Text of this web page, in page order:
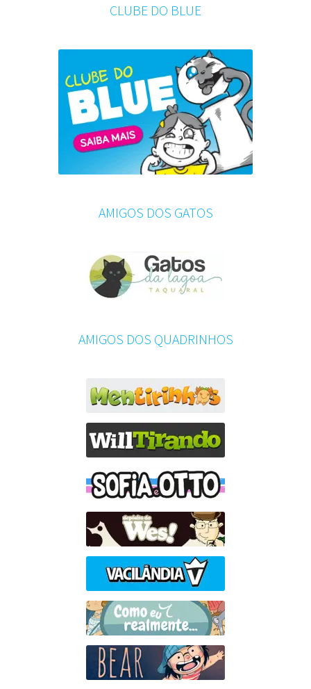
CLUBE DO BLUE
AMIGOS DOS GATOS
AMIGOS DOS QUADRINHOS